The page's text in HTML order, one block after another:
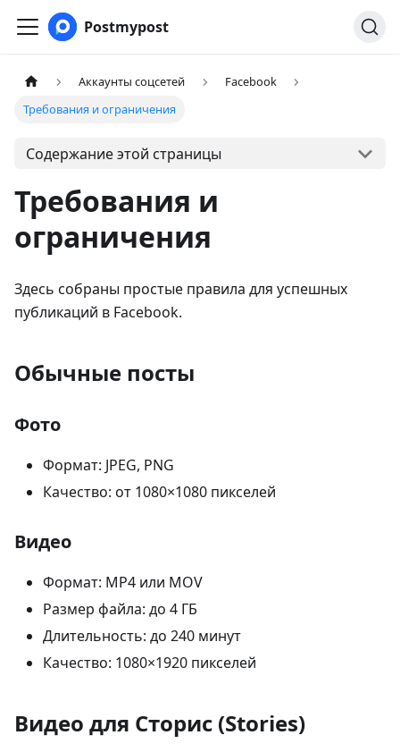
Postmypost
Аккаунты соцсетей
Facebook
Требования и ограничения
Содержание этой страницы
Требования и
ограничения
Здесь собраны простые правила для успешных
публикаций в Facebook.
Обычные посты
Фото
Формат: JPEG, PNG
Качество: от 1080×1080 пикселей
Видео
Формат: MP4 или MOV
Размер файла: до 4 ГБ
Длительность: до 240 минут
Качество: 1080×1920 пикселей
Видео для Сторис (Stories)